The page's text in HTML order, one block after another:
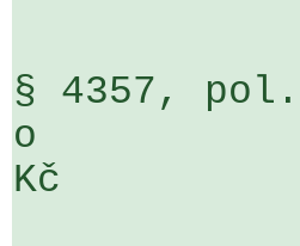
§ 4357, pol.
o
Kč